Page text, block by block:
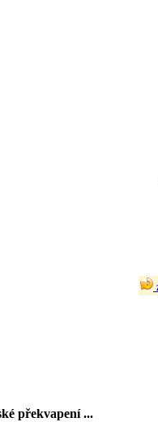
překvapení ...